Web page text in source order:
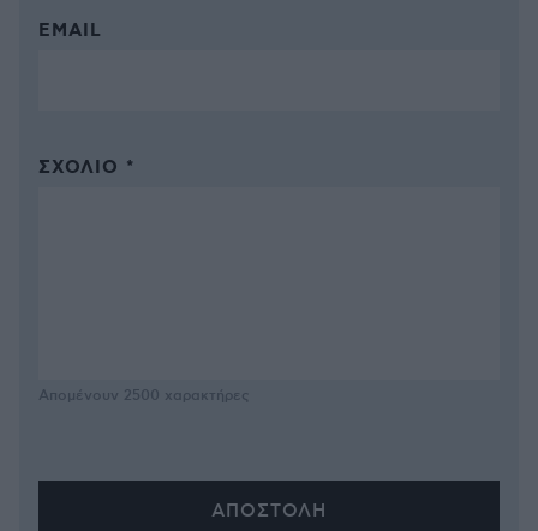
EMAIL
ΣΧΌΛΙΟ *
Απομένουν 2500 χαρακτήρες